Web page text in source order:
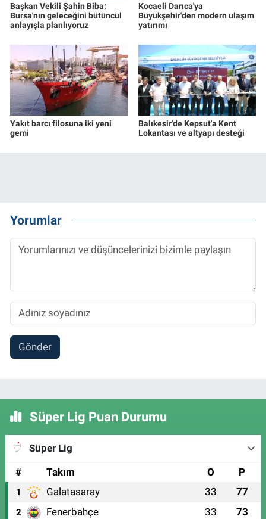
Başkan Vekili Şahin Biba:
Bursa'nın geleceğini bütüncül
anlayışla planlıyoruz
Kocaeli Darıca'ya
Büyükşehir'den modern ulaşım
yatırımı
Yakıt barcı filosuna iki yeni
gemi
Balıkesir'de Kepsut'a Kent
Lokantası ve altyapı desteği
Yorumlar
Gönder
Süper Lig Puan Durumu
Süper Lig
#
Takım O P
1 Galatasaray 33 77
2 Fenerbahçe 33 73